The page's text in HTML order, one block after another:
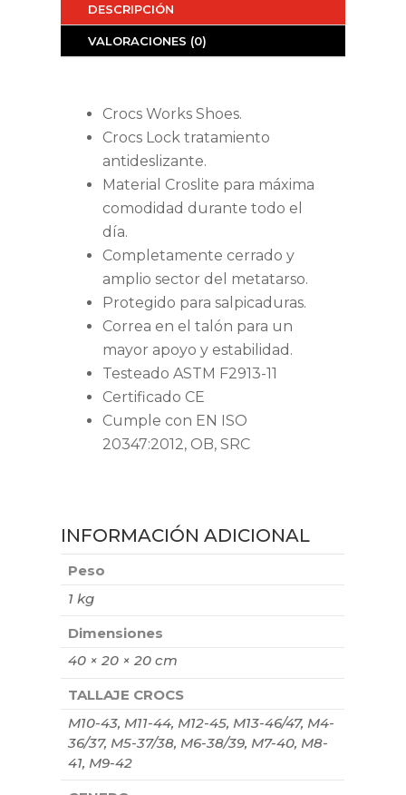
DESCRIPCIÓN
VALORACIONES (0)
Crocs Works Shoes.
Crocs Lock tratamiento
antideslizante.
Material Croslite para máxima
comodidad durante todo el
día.
Completamente cerrado y
amplio sector del metatarso.
Protegido para salpicaduras.
Correa en el talón para un
mayor apoyo y estabilidad.
Testeado ASTM F2913-11
Certificado CE
Cumple con EN ISO
20347:2012, OB, SRC
INFORMACIÓN ADICIONAL
Peso
1 kg
Dimensiones
40 × 20 × 20 cm
TALLAJE CROCS
M10-43, M11-44, M12-45, M13-46/47, M4-
36/37, M5-37/38, M6-38/39, M7-40, M8-
41, M9-42